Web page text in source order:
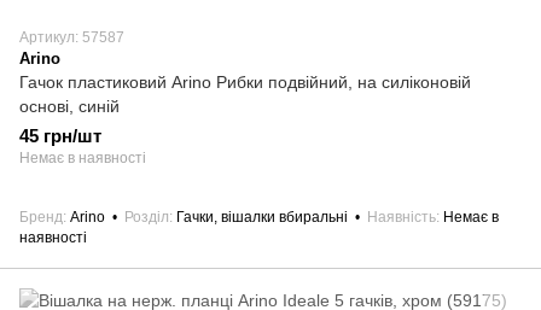
Артикул: 57587
Arino
Гачок пластиковий Arino Рибки подвійний, на силіконовій
основі, синій
45 грн/шт
Немає в наявності
Бренд Arino Розділ Гачки, вішалки вбиральні Наявність Немає в
наявності